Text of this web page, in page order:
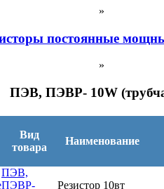
»
постоянные
»
ПЭВ, ПЭВР- 10W
Вид
товара
Наименование
ПЭВ,
ПЭВР-
Резистор 10вт